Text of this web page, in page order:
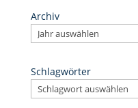
Archiv
Schlagwörter